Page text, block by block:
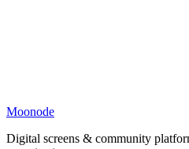
Moonode
Digital screens & community